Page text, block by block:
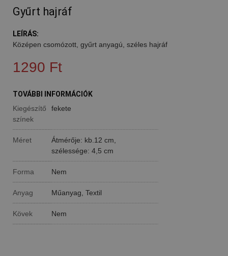
Gyűrt hajráf
LEÍRÁS:
Középen csomózott, gyűrt anyagú, széles hajráf
1290 Ft
TOVÁBBI INFORMÁCIÓK
Kiegészítő
színek
fekete
Méret
Átmérője: kb.12 cm,
szélessége: 4,5 cm
Forma Nem
Anyag Műanyag, Textil
Kövek Nem